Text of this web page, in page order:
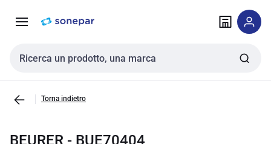
navigazione alla
Cerca input
Torna indietro
BEURER - BUE70404